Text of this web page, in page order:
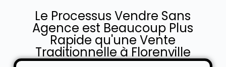
Le Processus Vendre Sans
Agence est Beaucoup Plus
Rapide qu'une Vente
Traditionnelle à Florenville